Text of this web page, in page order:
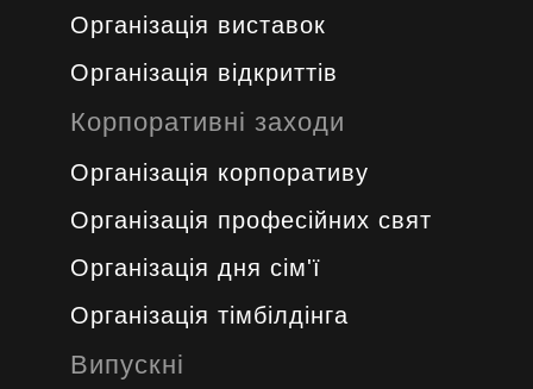
Організація виставок
Організація відкриттів
Корпоративні заходи
Організація корпоративу
Організація професійних свят
Організація дня сім'ї
Організація тімбілдінга
Випускні